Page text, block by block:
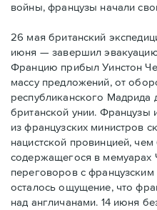
войны, французы начали
26 мая британский
июня — завершил
Францию прибыл Уинстон
массу предложений, от
республиканского Мадрида
британской унии. Французы
из французских министров
нацистской провинцией,
содержащегося в мемуарах
переговоров с
осталось ощущение, что
над англичанами. 14 июня